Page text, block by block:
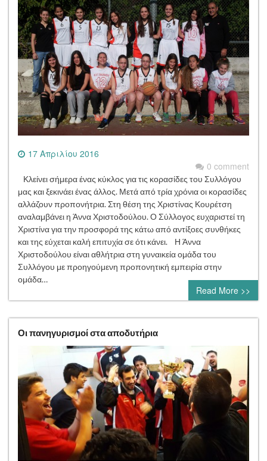
17 Απριλίου 2016
0 comment
Κλείνει σήμερα ένας κύκλος για τις κορασίδες του Συλλόγου
μας και ξεκινάει ένας άλλος. Μετά από τρία χρόνια οι κορασίδες
αλλάζουν προπονήτρια. Στη θέση της Χριστίνας Κουρέτση
αναλαμβάνει η Άννα Χριστοδούλου. Ο Σύλλογος ευχαριστεί τη
Χριστίνα για την προσφορά της κάτω από αντίξοες συνθήκες
και της εύχεται καλή επιτυχία σε ότι κάνει. Η Άννα
Χριστοδούλου είναι αθλήτρια στη γυναικεία ομάδα του
Συλλόγου με προηγούμενη προπονητική εμπειρία στην
ομάδα…
Read More >>
Οι πανηγυρισμοί στα αποδυτήρια